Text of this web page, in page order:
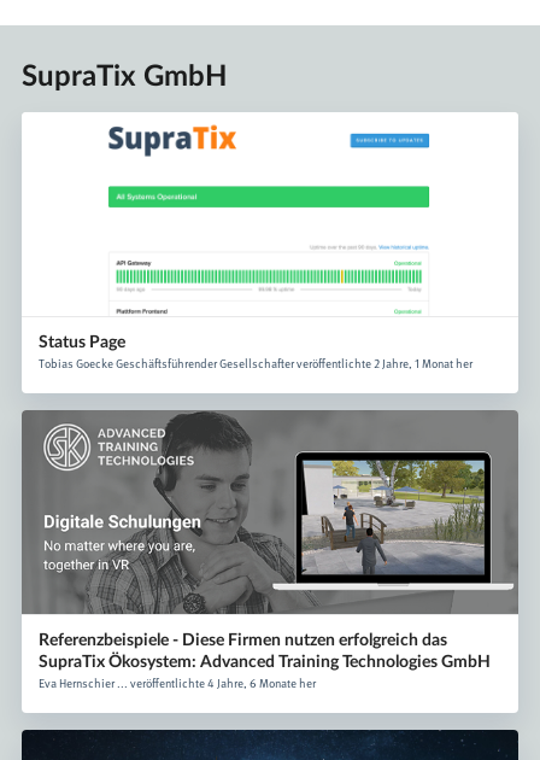
SupraTix GmbH
Status Page
Tobias Goecke Geschäftsführender Gesellschafter veröffentlichte 2 Jahre, 1 Monat her
Referenzbeispiele - Diese Firmen nutzen erfolgreich das
SupraTix Ökosystem: Advanced Training Technologies GmbH
Eva Hernschier ... veröffentlichte 4 Jahre, 6 Monate her